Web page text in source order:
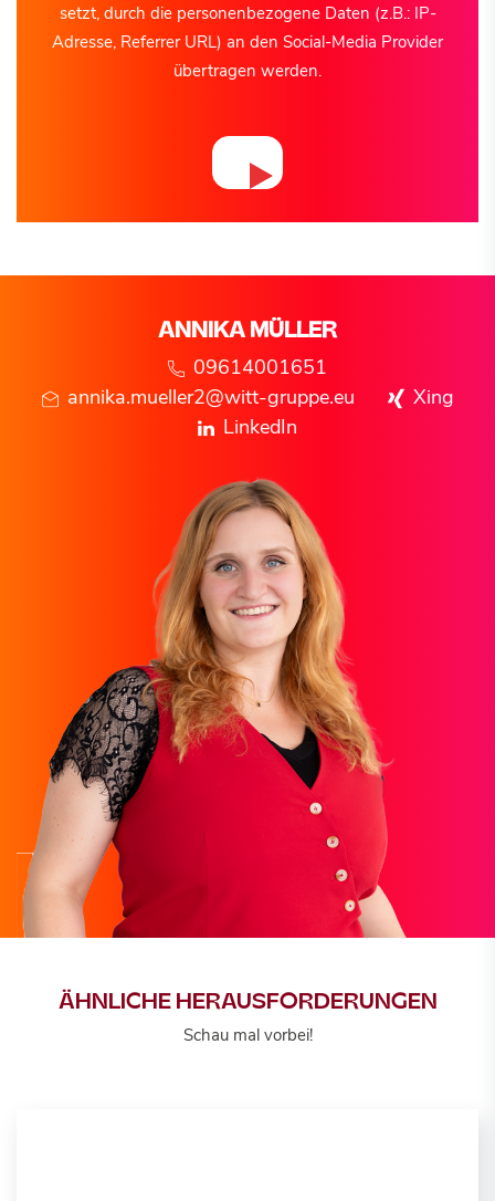
setzt, durch die personenbezogene Daten (z.B.: IP-
Adresse, Referrer URL) an den Social-Media Provider
übertragen werden.
ANNIKA MÜLLER
09614001651
annika.mueller2@witt-gruppe.eu
Xing
LinkedIn
ÄHNLICHE HERAUSFORDERUNGEN
Schau mal vorbei!